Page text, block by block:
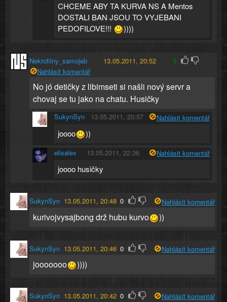
CHCEME ABY TA KURVA NS A Mentos
DOSTALI BAN JSOU TO VYJEBANI
PEDOFILOVE!!!
))))
Nekrofilny_samojeb 13.05.2011, 20:52
3
Nahlásit komentář
No jó detičky z libimseti si našli nový servr a
chovaj se tu jako na chatu. Husičky
SukynSyn 13.05.2011, 20:57 Nahlásit komentář
joooo ))
elisalex 13.05.2011, 22:36 Nahlásit komentář
joooo husičky
SukynSyn 13.05.2011, 20:48 0 Nahlásit komentář
kurivojvysajbong drž hubu kurvo ))
SukynSyn 13.05.2011, 20:46 0 Nahlásit komentář
jooooooo ))))
SukynSyn 13.05.2011, 20:42 0 Nahlásit komentář